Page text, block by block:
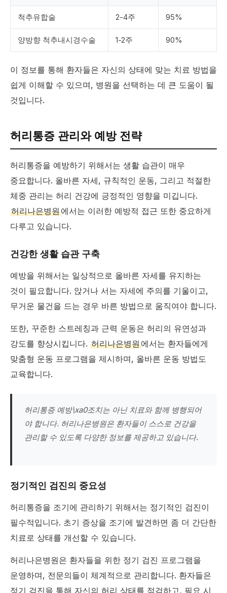
척추유합술 2-4주 95%
양방향 척추내시경수술 1-2주 90%
이 정보를 통해 환자들은 자신의 상태에 맞는 치료 방법을
쉽게 이해할 수 있으며, 병원을 선택하는 데 큰 도움이 될
것입니다.
허리통증 관리와 예방 전략
허리통증을 예방하기 위해서는 생활 습관이 매우
중요합니다. 올바른 자세, 규칙적인 운동, 그리고 적절한
체중 관리는 허리 건강에 긍정적인 영향을 미깁니다.
허리나은병원에서는 이러한 예방적 접근 또한 중요하게
다루고 있습니다.
건강한 생활 습관 구축
예방을 위해서는 일상적으로 올바른 자세를 유지하는
것이 필요합니다. 앉거나 서는 자세에 주의를 기울이고,
무거운 물건을 드는 경우 바른 방법으로 움직여야 합니다.
또한, 꾸준한 스트레칭과 근력 운동은 허리의 유연성과
강도를 향상시킵니다. 허리나은병원에서는 환자들에게
맞춤형 운동 프로그램을 제시하며, 올바른 운동 방법도
교육합니다.
허리통증 예방\xa0조치는 아닌 치료와 함께 병행되어
야 합니다. 허리나은병원은 환자들이 스스로 건강을
관리할 수 있도록 다양한 정보를 제공하고 있습니다.
정기적인 검진의 중요성
허리통증을 조기에 관리하기 위해서는 정기적인 검진이
필수적입니다. 초기 증상을 조기에 발견하면 좀 더 간단한
치료로 상태를 개선할 수 있습니다.
허리나은병원은 환자들을 위한 정기 검진 프로그램을
운영하며, 전문의들이 체계적으로 관리합니다. 환자들은
정기 검진을 통해 자신의 허리 상태를 점검하고, 필요 시